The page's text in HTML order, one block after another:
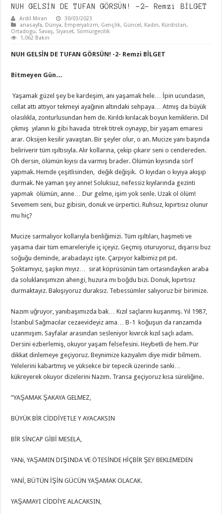
NUH GELSİN DE TUFAN GÖRSÜN! -2- Remzi BİLGET
Ardil Miran
30/03/2023
anasayfa, Dünya, Emperyalizm, Gençlik, Güncel, Kadın, Kürdistan,
Ortadogu, Savaş, Siyaset, Sömürgecilik
1,062 Bakın
NUH GELSİN DE TUFAN GÖRSÜN! -2- Remzi BİLGET
Bitmeyen Gün…
Yaşamak güzel şey be kardeşim, anı yaşamak hele… İpin ucundasın,
cellat attı attıyor tekmeyi ayağının altındaki sehpaya… Atmış da büyük
olasılıkla, zonturlusundan hem de. Kırıldı kırılacak boyun kemiklerin. Dil
çıkmış yılanın ki gibi havada titrek titrek oynayıp, bir yaşam emaresi
arar. Oksijen kesilir yavaştan. Bir şeyler olur, o an. Mucize yanı başında
beliriverir tüm ışıltısıyla. Alır kollarına, çekip çıkarır seni o cendereden.
Oh dersin, ölümün kıyısı da varmış brader. Ölümün kıyısında sörf
yapmak. Hemde çeşitlisinden, değik değişik. O kıyıdan o kıyıya akışıp
durmak. Ne yaman şey anne! Soluksuz, nefessiz kıyılarında gezinti
yapmak ölümün, anne… Dur gelme, işim yok senle. Uzak ol ölüm!
Sevemem seni, buz gibisin, donuk ve ürpertici. Ruhsuz, kıpırtısız olunur
mu hiç?
Mucize sarmalıyor kollarıyla benliğimizi. Tüm ışıltıları, haşmeti ve
yaşama dair tüm emareleriyle iç içeyiz. Geçmiş oturuyoruz, dışarısı buz
soğuğu deminde, arabadayız işte. Çarpıyor kalbimiz pıt pıt.
Şoktamıyız, şaşkın mıyız… sırat köprüsünün tam ortasındayken araba
da soluklanışımızın ahengi, huzura mı boğdu bizi. Donuk, kıpırtısız
durmaktayız. Bakışıyoruz duraksız. Tebessümler salıyoruz bir birimize.
Nazım uğruyor, yanıbaşımızda bak… Kızıl saçlarını kuşanmış. Yıl 1987,
İstanbul Sağmacılar cezaevideyiz ama… B-1 koğuşun da ranzamda
uzanmışım. Sayfalar arasından sesleniyor kıvırcık kızıl saçlı adam.
Dersini ezberlemiş, okuyor yaşam felsefesini. Heybetli de hem. Pür
dikkat dinlemeye geçiyoruz. Beynimize kazıyalım diye midir bilmem.
Yelelerini kabartmış ve yüksekce bir tepecik üzerinde sanki…
kükreyerek okuyor dizelerini Nazım. Transa geçiyoruz kısa süreliğine.
”YAŞAMAK ŞAKAYA GELMEZ,
BÜYÜK BİR CİDDİYETLE Y AYACAKSIN
BİR SİNCAP GİBİ MESELA,
YANi, YAŞAMIN DIŞINDA VE ÖTESİNDE HİÇBİR ŞEY BEKLEMEDEN
YANİ, BÜTÜN İŞİN GÜCÜN YAŞAMAK OLACAK.
YAŞAMAYI CİDDİYE ALACAKSIN,